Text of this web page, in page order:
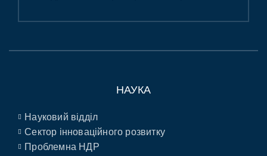
НАУКА
Науковий відділ
Сектор інноваційного розвитку
Проблемна НДР